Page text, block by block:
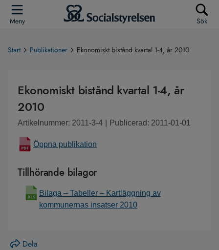
Meny Sök
Start Publikationer Ekonomiskt bistånd kvartal 1-4, år 2010
Ekonomiskt bistånd kvartal 1-4, år
2010
Artikelnummer: 2011-3-4 Publicerad: 2011-01-01
Öppna publikation
Tillhörande bilagor
Bilaga – Tabeller – Kartläggning av
kommunernas insatser 2010
Dela